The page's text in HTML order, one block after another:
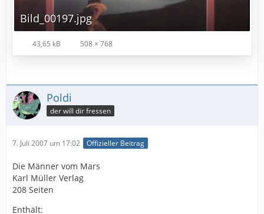
Bild_00197.jpg
43,65 kB 508 × 768
Poldi
der will dir fressen
7. Juli 2007 um 17:02 Offizieller Beitrag
Die Männer vom Mars
Karl Müller Verlag
208 Seiten
Enthält: